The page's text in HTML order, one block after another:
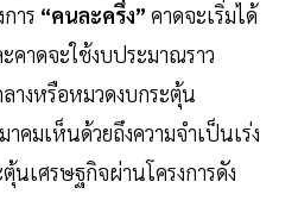
าร “คนละครึ่ง” คาดจะเริ่มได้
คาดจะใช้งบประมาณราว
างหรือหมวดงบกระตุ้น
คมเห็นด้วยถึงความจำเป็นเร่ง
นเศรษฐกิจผ่านโครงการดัง